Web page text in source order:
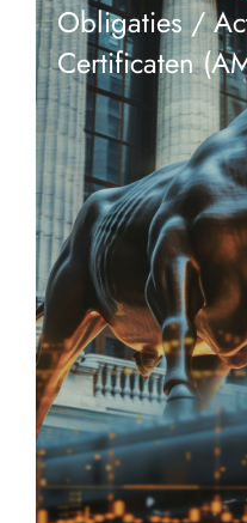
Obligaties /
Certificaten